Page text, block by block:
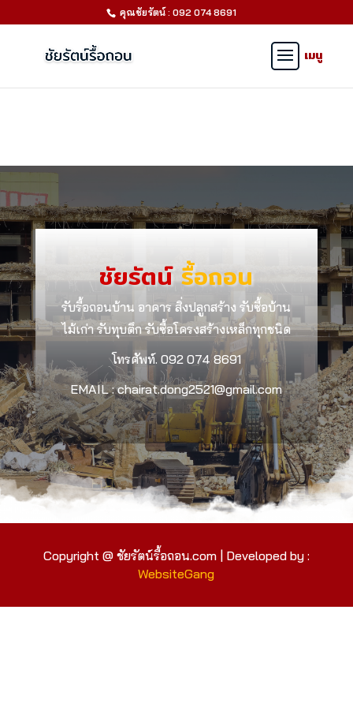
คุณชัยรัตน์ : 092 074 8691
ชัยรัตน์รื้อถอน
รับรื้อถอนบ้าน อาคาร สิ่งปลูกสร้าง รับซื้อบ้าน
ไม้เก่า รับทุบตึก รับซื้อโครงสร้างเหล็กทุกชนิด
โทรศัพท์. 092 074 8691
EMAIL : chairat.dong2521@gmail.com
Copyright @ ชัยรัตน์รื้อถอน.com | Developed by :
WebsiteGang